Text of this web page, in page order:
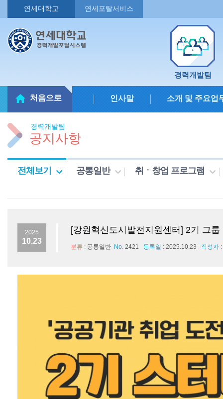
연세대학교 연세포탈서비스
경력개발팀
처음으로 인사말 소개 및 주요업
경력개발팀
공지사항
전체보기 공통일반 취ㆍ창업 프로그램
2025
10.23
[강원혁신도시발전지원센터] 2기 그
분류 : 공통일반 No. 2421 등록일 : 2025.10.23 작성자 :